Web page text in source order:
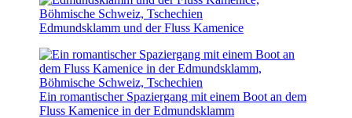
Edmundsklamm und der Fluss Kamenice
Ein romantischer Spaziergang mit einem Boot an dem
Fluss Kamenice in der Edmundsklamm